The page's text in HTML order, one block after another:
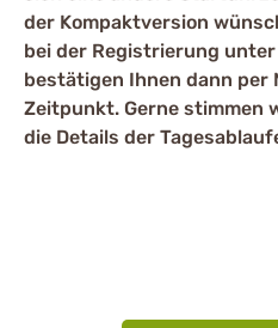
der Kompaktversion
bei der Registrierung
bestätigen Ihnen dann per
Zeitpunkt. Gerne stimmen
die Details der